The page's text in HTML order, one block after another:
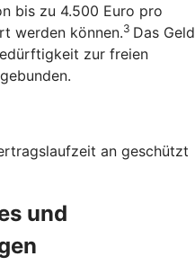
bis zu 4.500 Euro pro
werden können.3 Das Geld
zur freien
an geschützt
und